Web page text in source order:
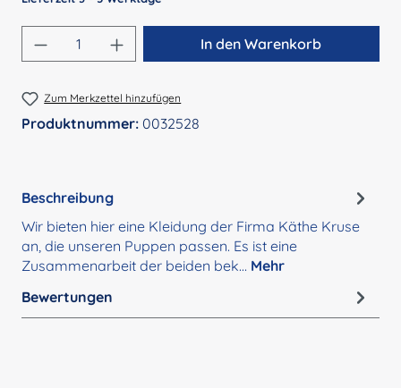
Produkt Anzahl: Gib den gewünschten
In den Warenkorb
Zum Merkzettel hinzufügen
Produktnummer: 0032528
Beschreibung
Wir bieten hier eine Kleidung der Firma Käthe Kruse
an, die unseren Puppen passen. Es ist eine
Zusammenarbeit der beiden bek… Mehr
Bewertungen